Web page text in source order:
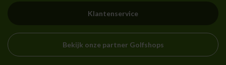
Klantenservice
Bekijk onze partner Golfshops